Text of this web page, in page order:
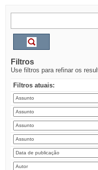
Filtros
Use filtros para refinar os
Filtros atuais: